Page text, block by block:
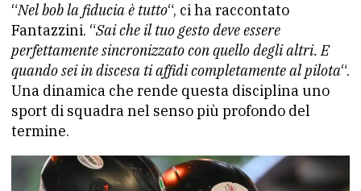
“Nel bob la fiducia è tutto“, ci ha raccontato
Fantazzini. “Sai che il tuo gesto deve essere
perfettamente sincronizzato con quello degli altri. E
quando sei in discesa ti affidi completamente al pilota“.
Una dinamica che rende questa disciplina uno
sport di squadra nel senso più profondo del
termine.